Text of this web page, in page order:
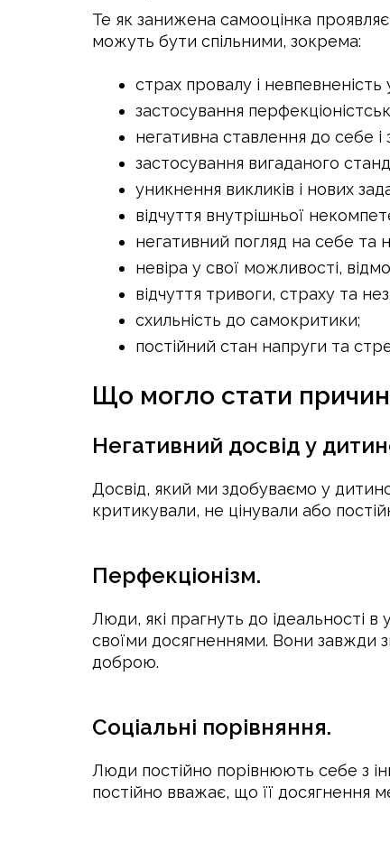
Те як занижена самооцінка
можуть бути спільними, зокрема:
страх провалу і невпевненість
застосування
негативна ставлення до себе
застосування вигаданого
уникнення викликів і нових
відчуття внутрішньої
негативний погляд на себе та
невіра у свої можливості,
відчуття тривоги, страху та
схильність до самокритики;
постійний стан напруги та
Що могло стати
Негативний досвід у
Досвід, який ми здобуваємо у
критикували, не цінували або
Перфекціонізм.
Люди, які прагнуть до ідеальності
своїми досягненнями. Вони завжди
доброю.
Соціальні порівняння.
Люди постійно порівнюють себе з
постійно вважає, що її досягнення